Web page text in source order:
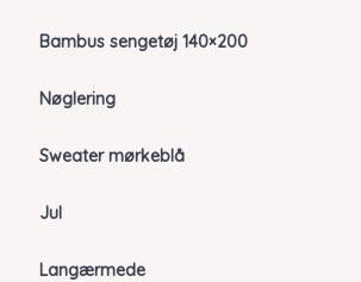
Bambus sengetøj 140×200
Nøglering
Sweater mørkeblå
Jul
Langærmede